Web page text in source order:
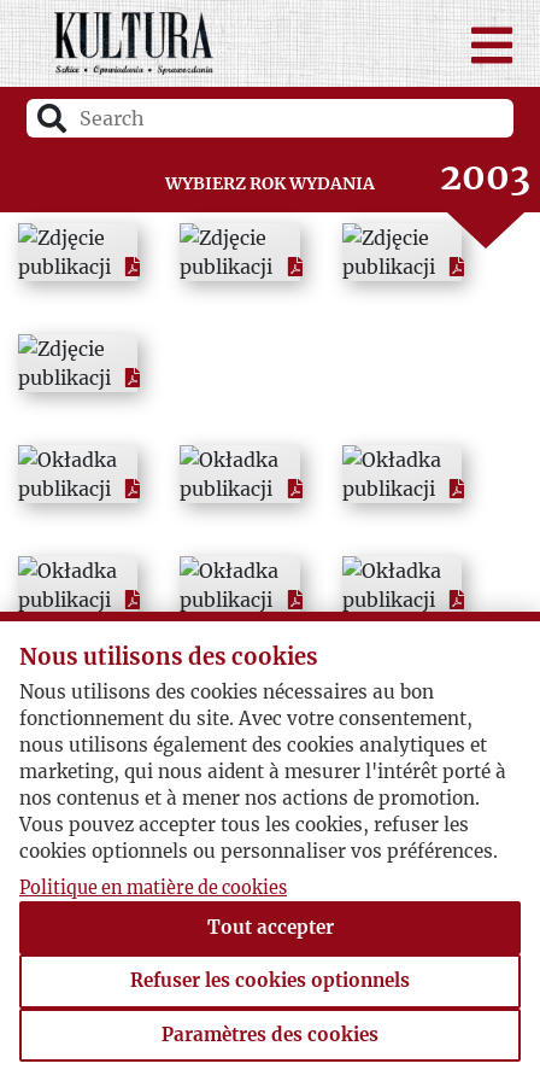
Wybierz rok wydania
2001
2002
2003
2004
2007
2008
2009
Nous utilisons des cookies
Nous utilisons des cookies nécessaires au bon
fonctionnement du site. Avec votre consentement,
nous utilisons également des cookies analytiques et
marketing, qui nous aident à mesurer l'intérêt porté à
nos contenus et à mener nos actions de promotion.
Vous pouvez accepter tous les cookies, refuser les
cookies optionnels ou personnaliser vos préférences.
Politique en matière de cookies
Tout accepter
Refuser les cookies optionnels
Paramètres des cookies
Paramètres des cookies